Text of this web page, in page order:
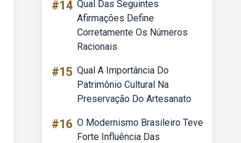
#14 Qual Das Seguintes
Afirmações Define
Corretamente Os Números
Racionais
#15 Qual A Importância Do
Patrimônio Cultural Na
Preservação Do Artesanato
#16 O Modernismo Brasileiro Teve
Forte Influência Das